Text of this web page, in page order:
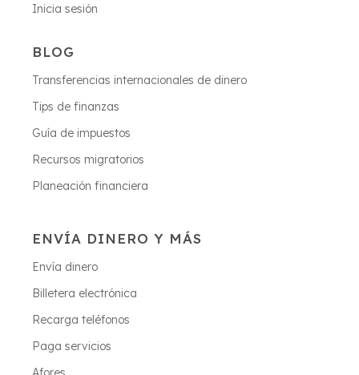
Inicia sesión
BLOG
Transferencias internacionales de dinero
Tips de finanzas
Guía de impuestos
Recursos migratorios
Planeación financiera
ENVÍA DINERO Y MÁS
Envía dinero
Billetera electrónica
Recarga teléfonos
Paga servicios